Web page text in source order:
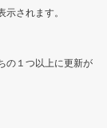
されます。
の１つ以上に更新が